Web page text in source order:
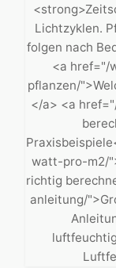
Lichtzyklen.
folgen nach
<a href="/
pflanzen/
</a> <a
watt-pro-m2/
richtig
anleitung/